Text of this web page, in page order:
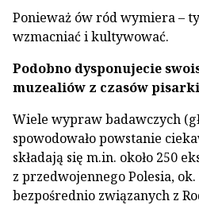
Ponieważ ów ród wymiera –
wzmacniać i kultywować.
Podobno dysponujecie
muzealiów z czasów
Wiele wypraw badawczych
spowodowało powstanie
składają się m.in. około 250
z przedwojennego Polesia,
bezpośrednio związanych z